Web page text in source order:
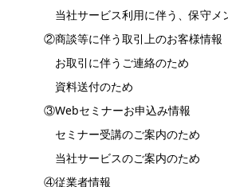
当社サービス利用に伴う、保守メ
②商談等に伴う取引上のお客様情報
お取引に伴うご連絡のため
資料送付のため
③Webセミナーお申込み情報
セミナー受講のご案内のため
当社サービスのご案内のため
④従業者情報